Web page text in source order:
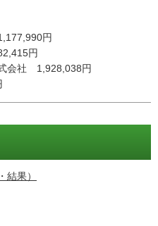
円
円
会社 1,928,038円
結果）